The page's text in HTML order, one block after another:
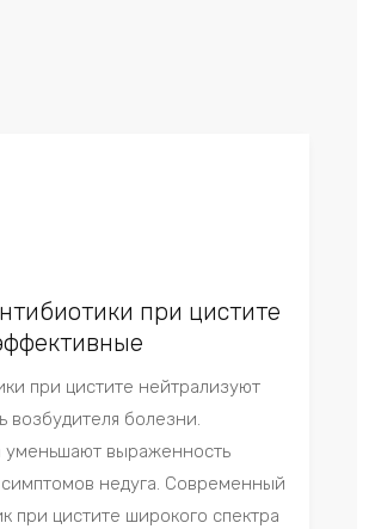
при цистите
при цистите нейтрализуют
возбудителя болезни.
уменьшают выраженность
недуга. Современный
при цистите широкого спектра